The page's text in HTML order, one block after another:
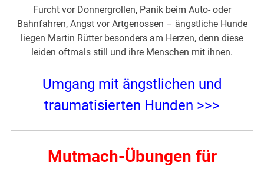
Furcht vor Donnergrollen, Panik beim Auto- oder
Bahnfahren, Angst vor Artgenossen – ängstliche Hunde
liegen Martin Rütter besonders am Herzen, denn diese
leiden oftmals still und ihre Menschen mit ihnen.
Umgang mit ängstlichen und
traumatisierten Hunden >>>
Mutmach-Übungen für